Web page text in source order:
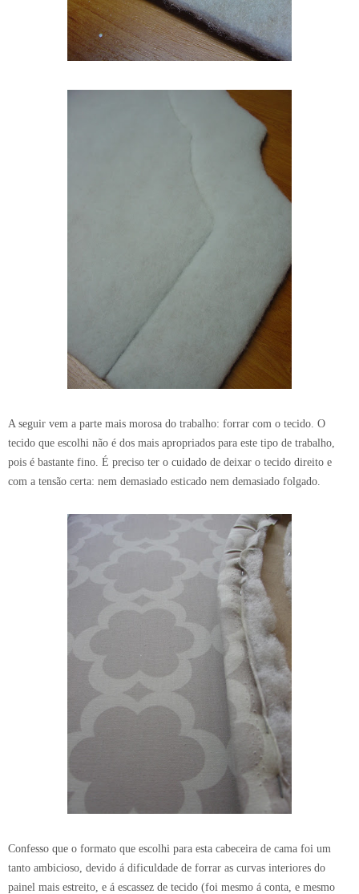
A seguir vem a parte mais morosa do trabalho: forrar com o tecido. O
tecido que escolhi não é dos mais apropriados para este tipo de trabalho,
pois é bastante fino. É preciso ter o cuidado de deixar o tecido direito e
com a tensão certa: nem demasiado esticado nem demasiado folgado.
Confesso que o formato que escolhi para esta cabeceira de cama foi um
tanto ambicioso, devido á dificuldade de forrar as curvas interiores do
painel mais estreito, e á escassez de tecido (foi mesmo á conta, e mesmo